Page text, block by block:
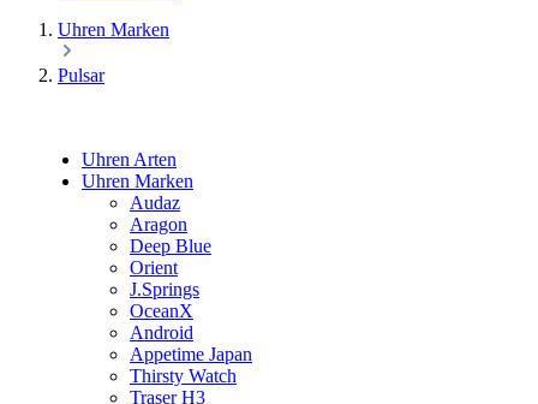
Uhren Marken
Pulsar
Uhren Arten
Uhren Marken
Audaz
Aragon
Deep Blue
Orient
J.Springs
OceanX
Android
Appetime Japan
Thirsty Watch
Traser H3